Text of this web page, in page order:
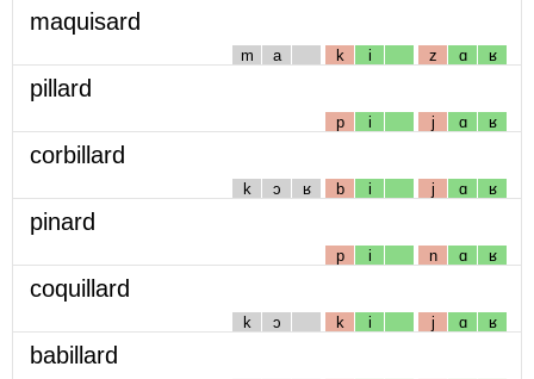
maquisard
m a k i z ɑ ʁ
pillard
p i j ɑ ʁ
corbillard
k ɔ ʁ b i j ɑ ʁ
pinard
p i n ɑ ʁ
coquillard
k ɔ k i j ɑ ʁ
babillard